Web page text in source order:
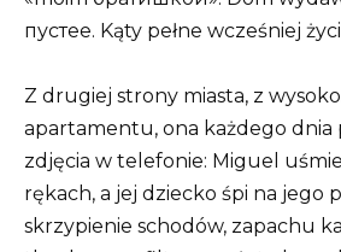
пустее. Kąty pełne wcześniej
Z drugiej strony miasta, z
apartamentu, ona każdego dnia
zdjęcia w telefonie: Miguel
rękach, a jej dziecko śpi na jego
skrzypienie schodów, zapachu